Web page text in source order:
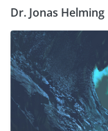
Dr. Jonas Helming